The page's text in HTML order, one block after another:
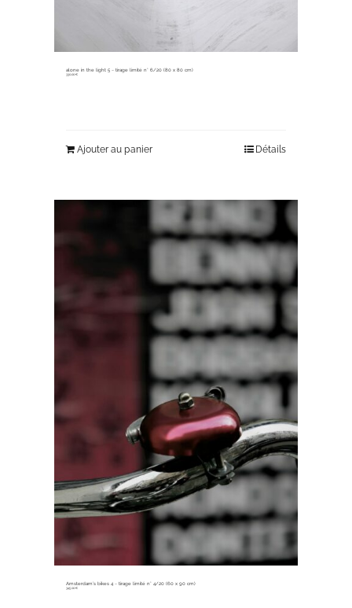
alone in the light 5 ~ tirage limité n° 6/20 (80 x 80 cm)
330,00€
Ajouter au panier Détails
Amsterdam’s bikes 4 ~ tirage limité n° 4/20 (60 x 90 cm)
345,00€